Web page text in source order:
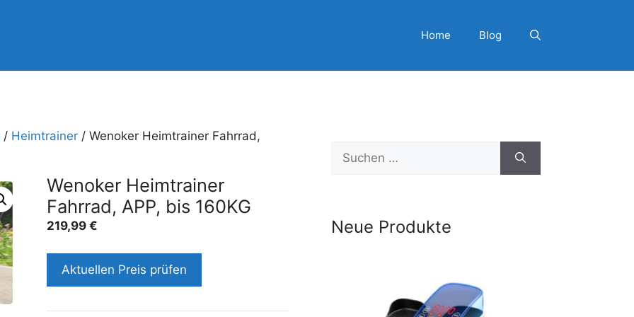
Home Blog
/ Heimtrainer / Wenoker Heimtrainer Fahrrad,
Wenoker Heimtrainer
Fahrrad, APP, bis 160KG
219,99 €
Aktuellen Preis prüfen
Suchen
nach:
Neue Produkte